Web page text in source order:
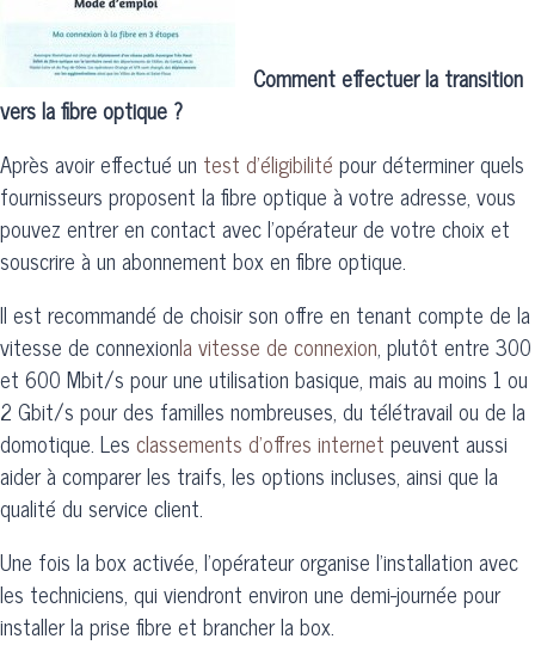
Comment effectuer la transition
vers la fibre optique ?
Après avoir effectué un test d'éligibilité pour déterminer quels
fournisseurs proposent la fibre optique à votre adresse, vous
pouvez entrer en contact avec l'opérateur de votre choix et
souscrire à un abonnement box en fibre optique.
Il est recommandé de choisir son offre en tenant compte de la
vitesse de connexionla vitesse de connexion, plutôt entre 300
et 600 Mbit/s pour une utilisation basique, mais au moins 1 ou
2 Gbit/s pour des familles nombreuses, du télétravail ou de la
domotique. Les classements d’offres internet peuvent aussi
aider à comparer les traifs, les options incluses, ainsi que la
qualité du service client.
Une fois la box activée, l'opérateur organise l'installation avec
les techniciens, qui viendront environ une demi-journée pour
installer la prise fibre et brancher la box.